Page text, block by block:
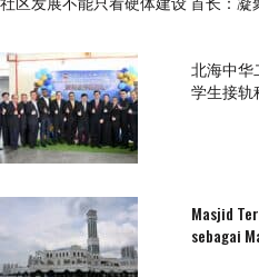
北海中华
学生接轨
Masjid
sebagai